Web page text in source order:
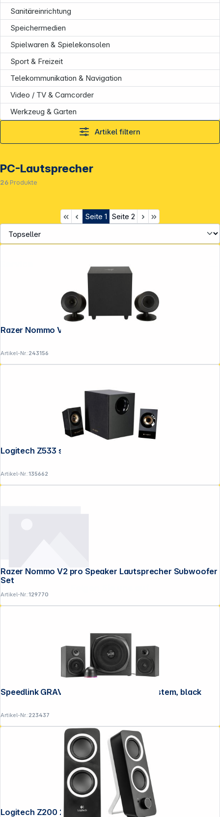
Sanitäreinrichtung
Speichermedien
Spielwaren & Spielekonsolen
Sport & Freizeit
Telekommunikation & Navigation
Video / TV & Camcorder
Werkzeug & Garten
Artikel filtern
PC-Lautsprecher
26 Produkte
Seite 1 Seite 2
Razer Nommo V2 Speaker
Artikel-Nr.:243156
Logitech Z533 schwarz
Artikel-Nr.:135662
Razer Nommo V2 pro Speaker Lautsprecher Subwoofer
Set
Artikel-Nr.:129770
Speedlink GRAVITY LT 2.1 Subwoofer System, black
Artikel-Nr.:223437
Logitech Z200 2.0 Midnight Black